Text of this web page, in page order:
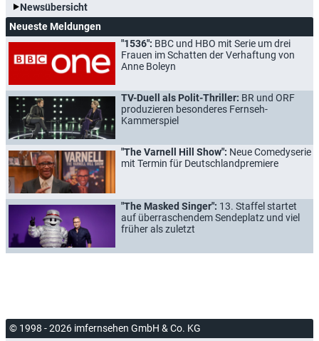
Newsübersicht
Neueste Meldungen
"1536": BBC und HBO mit Serie um drei
Frauen im Schatten der Verhaftung von
Anne Boleyn
TV-Duell als Polit-Thriller: BR und ORF
produzieren besonderes Fernseh-
Kammerspiel
"The Varnell Hill Show": Neue Comedyserie
mit Termin für Deutschlandpremiere
"The Masked Singer": 13. Staffel startet
auf überraschendem Sendeplatz und viel
früher als zuletzt
© 1998 - 2026 imfernsehen GmbH & Co. KG